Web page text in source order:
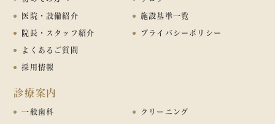
医院・設備紹介
院長・スタッフ紹介
よくあるご質問
採用情報
施設基準一覧
プライバシーポリシー
診療案内
一般歯科
クリーニング